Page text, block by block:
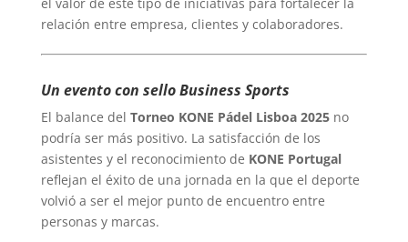
relación entre empresa, clientes y colaboradores.
Un evento con sello Business Sports
El balance del Torneo KONE Pádel Lisboa 2025no
podría ser más positivo. La satisfacción de los
asistentes y el reconocimiento de KONE Portugal
reflejan el éxito de una jornada en la que el deporte
volvió a ser el mejor punto de encuentro entre
personas y marcas.